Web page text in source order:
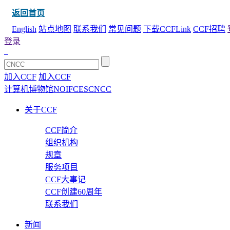
返回首页
English 站点地图 联系我们 常见问题 下载CCFLink CCF招聘
登录
加入CCF 加入CCF
计算机博物馆NOIFCESCNCC
关于CCF
CCF简介
组织机构
规章
服务项目
CCF大事记
CCF创建60周年
联系我们
新闻